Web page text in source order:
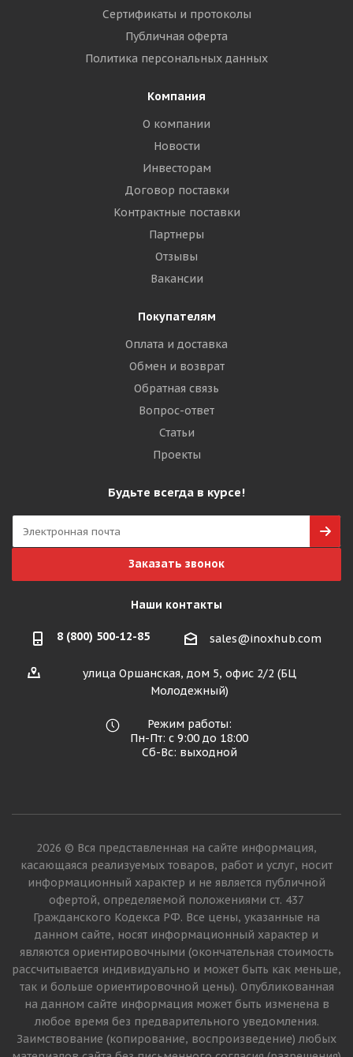
Сертификаты и протоколы
Публичная оферта
Политика персональных данных
Компания
О компании
Новости
Инвесторам
Договор поставки
Контрактные поставки
Партнеры
Отзывы
Вакансии
Покупателям
Оплата и доставка
Обмен и возврат
Обратная связь
Вопрос-ответ
Статьи
Проекты
Будьте всегда в курсе!
Заказать звонок
Наши контакты
8 (800) 500-12-85 sales@inoxhub.com
улица Оршанская, дом 5, офис 2/2 (БЦ
Молодежный)
Режим работы:
Пн-Пт: с 9:00 до 18:00
Сб-Вс: выходной
2026 © Вся представленная на сайте информация,
касающаяся реализуемых товаров, работ и услуг, носит
информационный характер и не является публичной
офертой, определяемой положениями ст. 437
Гражданского Кодекса РФ. Все цены, указанные на
данном сайте, носят информационный характер и
являются ориентировочными (окончательная стоимость
рассчитывается индивидуально и может быть как меньше,
так и больше ориентировочной цены). Опубликованная
на данном сайте информация может быть изменена в
любое время без предварительного уведомления.
Заимствование (копирование, воспроизведение) любых